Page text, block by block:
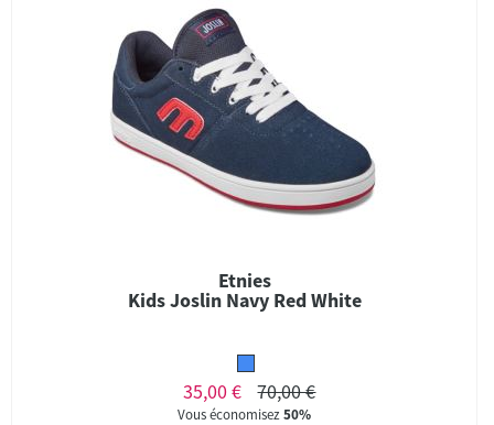
Etnies
Kids Joslin Navy Red White
35,00 € 70,00 €
Vous économisez50%